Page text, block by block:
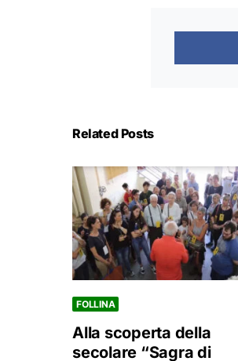
Related Posts
FOLLINA
Alla scoperta della
secolare “Sagra di